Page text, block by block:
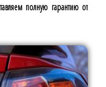
полную гарантию от